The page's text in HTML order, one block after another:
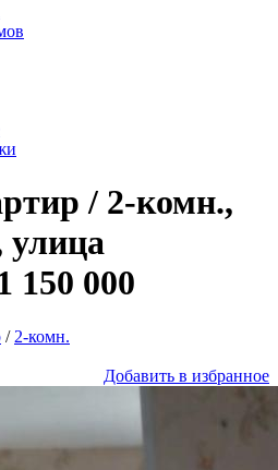
/ 2-комн.,
улица
150 000
/ 2-комн.
Добавить в избранное